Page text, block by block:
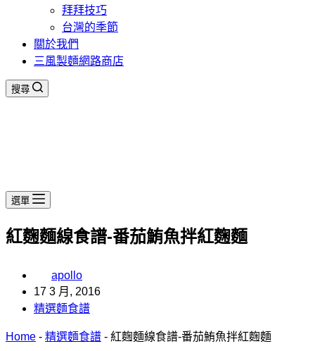
拜拜技巧
台灣的季節
關於我們
三風製麵網路商店
搜尋
選單
紅麴麵線食譜-番茄鮪魚拌紅麴麵
apollo
17 3 月, 2016
精選麵食譜
Home - 精選麵食譜 - 紅麴麵線食譜-番茄鮪魚拌紅麴麵